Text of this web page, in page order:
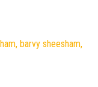
12 299 Kč.
cena je: 10 454 Kč.
barvy sheesham,
999 Kč.
je: 5 099 Kč.